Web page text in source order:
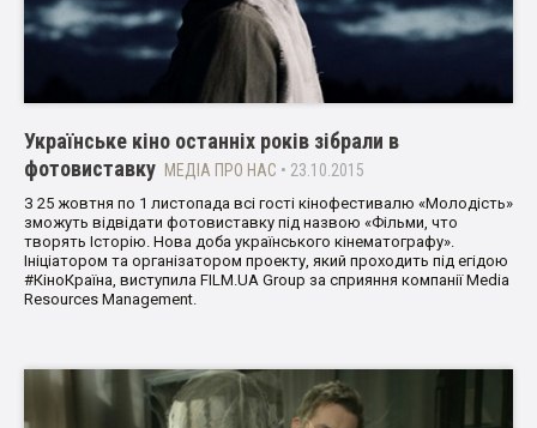
Українське кіно останніх років зібрали в
фотовиставку МЕДІА ПРО НАС • 23.10.2015
З 25 жовтня по 1 листопада всі гості кінофестивалю «Молодість»
зможуть відвідати фотовиставку під назвою «Фільми, что
творять Історію. Нова доба українського кінематографу».
Ініціатором та організатором проекту, який проходить під егідою
#КіноКраїна, виступила FILM.UA Group за сприяння компанії Media
Resources Management.